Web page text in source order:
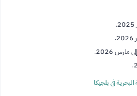
2026.
في بلجيكا